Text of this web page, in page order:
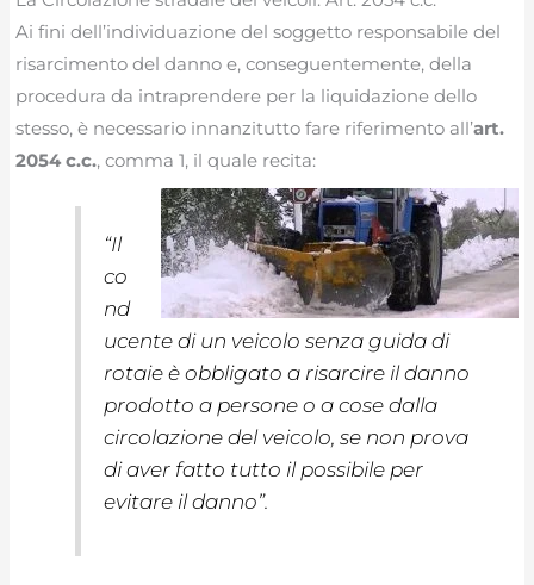
Ai fini dell’individuazione del soggetto responsabile del
risarcimento del danno e, conseguentemente, della
procedura da intraprendere per la liquidazione dello
stesso, è necessario innanzitutto fare riferimento all’art.
2054 c.c., comma 1, il quale recita:
“Il
co
nd
ucente di un veicolo senza guida di
rotaie è obbligato a risarcire il danno
prodotto a persone o a cose dalla
circolazione del veicolo, se non prova
di aver fatto tutto il possibile per
evitare il danno”.